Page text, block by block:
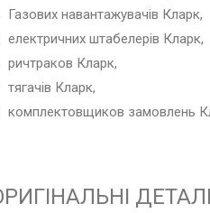
Газових навантажувачів Кларк,
електричних штабелерів Кларк,
ричтраков Кларк,
тягачів Кларк,
комплектовщиков замовлень